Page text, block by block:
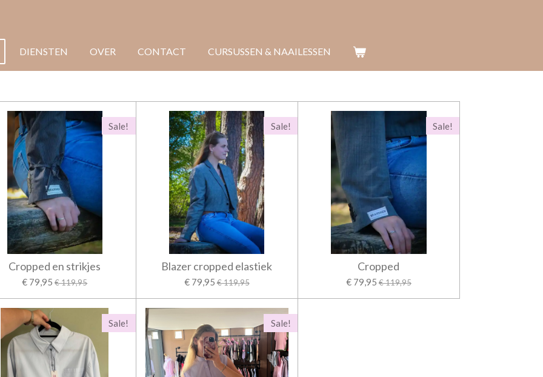
DIENSTEN OVER CONTACT CURSUSSEN & NAAILESSEN
Sale!
Cropped en strikjes
€ 79,95 € 119,95
Sale!
Blazer cropped elastiek
€ 79,95 € 119,95
Sale!
Cropped
€ 79,95 € 119,95
Sale! Sale!